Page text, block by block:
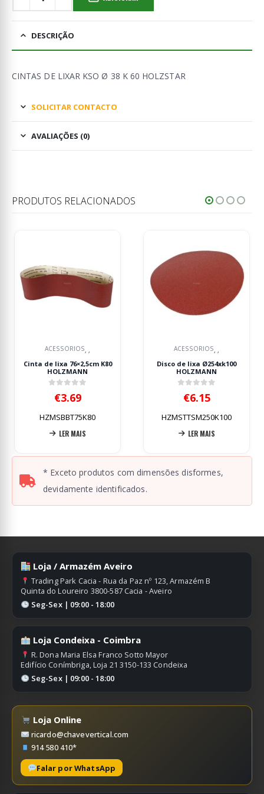
DESCRIÇÃO
CINTAS DE LIXAR KSO Ø 38 K 60 HOLZSTAR
SOLICITAR CONTACTO
AVALIAÇÕES (0)
PRODUTOS RELACIONADOS
ACESSÓRIOS, ,
Cinta de lixa 76×2,5cm K80
HOLZMANN
€3.69
HZMSBBT75K80
LER MAIS
ACESSORIOS, ,
Disco de lixa Ø254xk100
HOLZMANN
€6.15
HZMSTTSM250K100
LER MAIS
* Exceto produtos com dimensões disformes,
devidamente identificados.
Loja / Armazém Aveiro
Trading Park Cacia - Rua da Paz nº 123, Armazém B
Quinta do Loureiro 3800-587 Cacia - Aveiro
Seg-Sex | 09:00 - 18:00
Loja Condeixa - Coimbra
R. Dona Maria Elsa Franco Sotto Mayor
Edifício Conímbriga, Loja 21 3150-133 Condeixa
Seg-Sex | 09:00 - 18:00
Loja Online
ricardo@chavevertical.com
914 580 410*
Falar por WhatsApp